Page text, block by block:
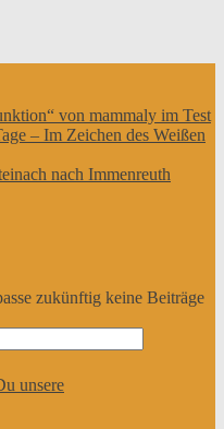
von mammaly im Test
– Im Zeichen des Weißen
nach Immenreuth
zukünftig keine Beiträge
unsere